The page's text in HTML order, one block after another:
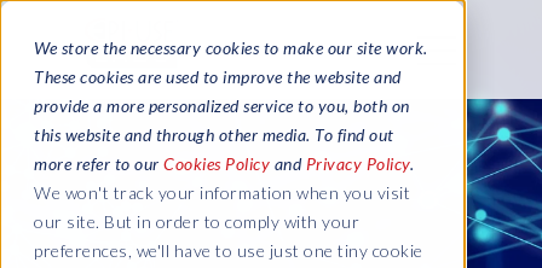
We store the necessary cookies to make our site work.
These cookies are used to improve the website and
provide a more personalized service to you, both on
this website and through other media. To find out
more refer to our Cookies Policy and Privacy Policy.
We won't track your information when you visit
our site. But in order to comply with your
preferences, we'll have to use just one tiny cookie